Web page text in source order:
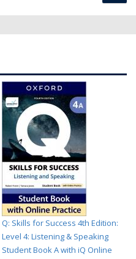
Q: Skills for Success 4th Edition:
Level 4: Listening & Speaking
Student Book A with iQ Online